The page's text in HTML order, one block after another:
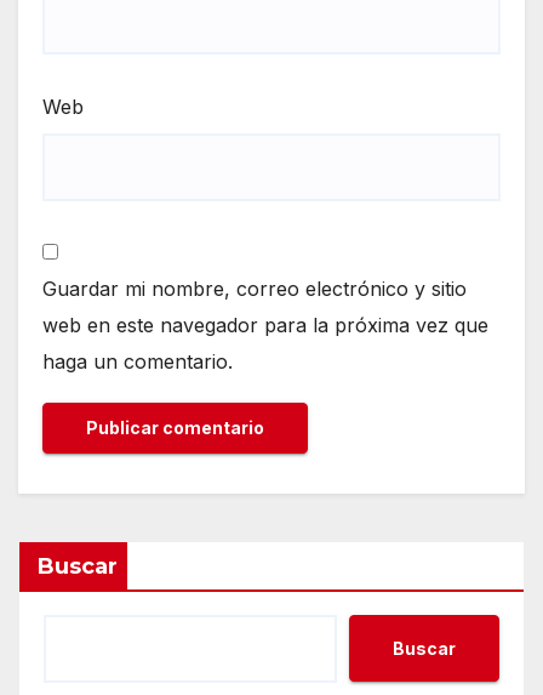
Web
Guardar mi nombre, correo electrónico y sitio
web en este navegador para la próxima vez que
haga un comentario.
Buscar
Buscar